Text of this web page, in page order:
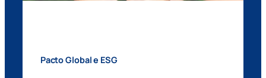
Pacto Global e ESG